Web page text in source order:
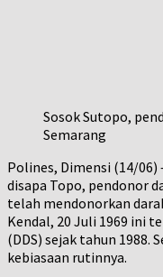
Sosok Sutopo,
Semarang
Polines, Dimensi (14/
disapa Topo, pendonor
telah mendonorkan
Kendal, 20 Juli 1969 ini
(DDS) sejak tahun 1988.
kebiasaan rutinnya.